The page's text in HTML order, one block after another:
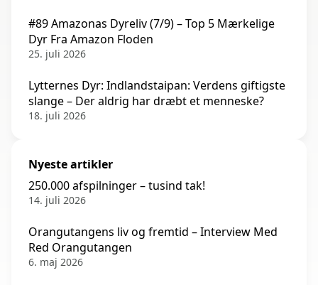
#89 Amazonas Dyreliv (7/9) – Top 5 Mærkelige
Dyr Fra Amazon Floden
25. juli 2026
Lytternes Dyr: Indlandstaipan: Verdens giftigste
slange – Der aldrig har dræbt et menneske?
18. juli 2026
Nyeste artikler
250.000 afspilninger – tusind tak!
14. juli 2026
Orangutangens liv og fremtid – Interview Med
Red Orangutangen
6. maj 2026